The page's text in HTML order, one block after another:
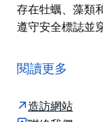
存在牡蠣、藻類
遵守安全標誌並
Reserve 北端為
旨在恢復在悉尼
是人們在美麗的
閱讀更多
造訪網站